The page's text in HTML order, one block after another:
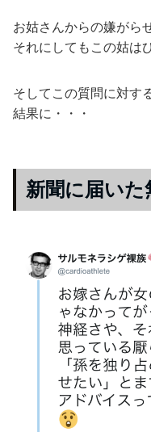
お姑さんからの嫌がら
それにしてもこの姑は
そしてこの質問に対す
結果に・・・
新聞に届いた